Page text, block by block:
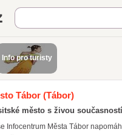
Najisto.cz
Info pro turisty
Tábor (Tábor)
město s živou současností
Infocentrum Města Tábor